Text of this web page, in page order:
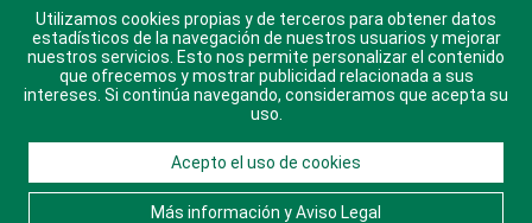
Escuchando al corazón
Economía Personal
Descarga nuestras aplicaciones para Android, iOS y
sistema Huawei.
© 2021 Diario Libre, todos los derechos reservados.
Consulta elAviso Legal. Ponte en Contacto
Utilizamos cookies propias y de terceros para obtener datos
estadísticos de la navegación de nuestros usuarios y mejorar
nuestros servicios. Esto nos permite personalizar el contenido
que ofrecemos y mostrar publicidad relacionada a sus
intereses. Si continúa navegando, consideramos que acepta su
uso.
Acepto el uso de cookies
Más información y Aviso Legal